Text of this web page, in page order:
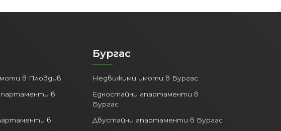
в Пловдив
в
в
Бургас
Недвижими имоти в Бургас
Едностайни апартаменти в
Бургас
Двустайни апартаменти в Бургас